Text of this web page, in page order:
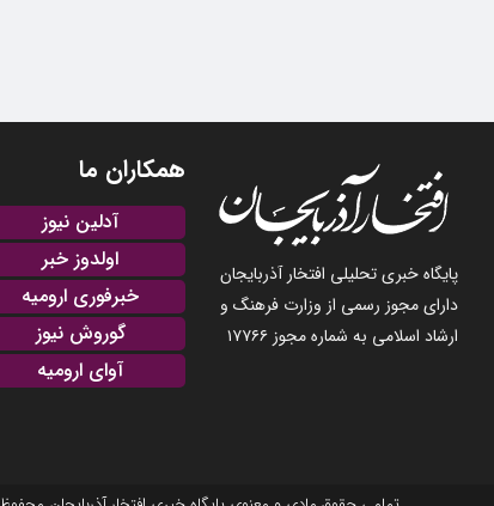
پایگاه خبری تحلیلی افتخار آذربایجان
دارای مجوز رسمی از وزارت فرهنگ و
ارشاد اسلامی به شماره مجوز ۱۷۷۶۶
همکاران ما
آدلین نیوز
اولدوز خبر
خبرفوری ارومیه
گوروش نیوز
آوای ارومیه